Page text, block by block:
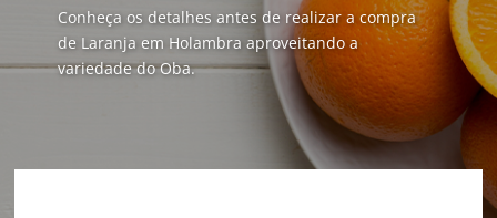
Conheça os detalhes antes de realizar a compra
de Laranja em Holambra aproveitando a
variedade do Oba.